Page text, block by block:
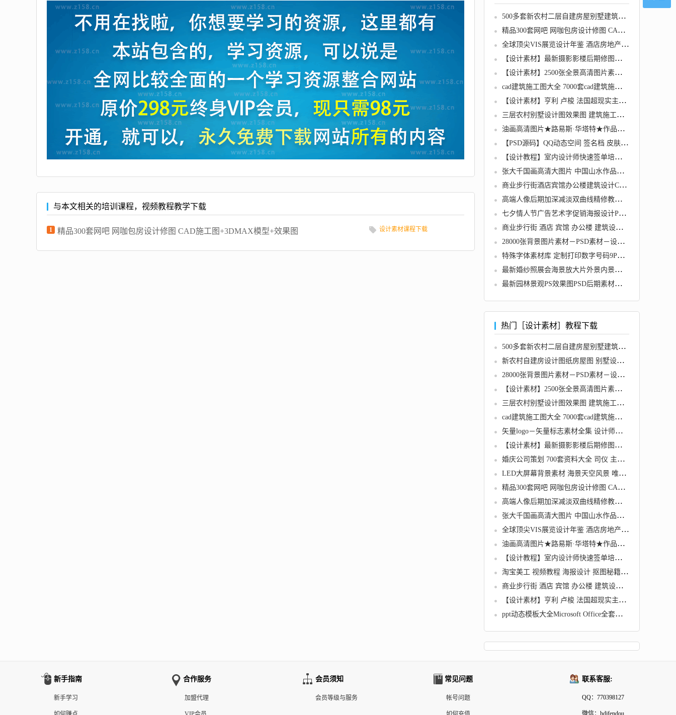
与本文相关的培训课程，视频教程教学下载
1 精品300套网吧 网咖包房设计修图 CAD施工图+3DMAX模型+效果图 设计素材课程下载
500多套新农村二层自建房屋别墅建筑CAD施工设计图纸效果图大全
精品300套网吧 网咖包房设计修图 CAD施工图+3DMAX模型+效果图
全球顶尖VIS展览设计年鉴 酒店房地产企业VI设计素材模板大全
【设计素材】最新摄影影楼后期修图调色PS动作合集大全插件制作效果图设计素材
【设计素材】2500张全景高清图片素材 建筑设计 婚纱影楼
cad建筑施工图大全 7000套cad建筑施工图下载
【设计素材】亨利 卢梭 法国超现实主义画家高清油画作品风景野兽绘画临摹素材
三层农村别墅设计图效果图 建筑施工完整自建房图纸含水电
油画高清图片★路易斯·华塔特★作品集238幅静物临摹大素材喷绘
【PSD源码】QQ动态空间 签名档 皮肤等共18G
【设计教程】室内设计师快速签单培训 泛泛全案设计谈单教程
张大千国画高清大图片 中国山水作品集 装饰图库设计喷绘素材26幅
商业步行街酒店宾馆办公楼建筑设计CAD图纸569套素材资料
高端人像后期加深减淡双曲线精修教程中文字幕皮肤精修技巧
七夕情人节广告艺术字促销海报设计PSD分层素材图库模板吊旗Ｘ架
商业步行街 酒店 宾馆 办公楼 建筑设计CAD图纸 569套素材资料
28000张背景图片素材－PSD素材－设计素材－高清PS平面设计素材
特殊字体素材库 定制打印数字号码9P点阵票据TTF字库机打英文汉字
最新婚纱照展会海景放大片外景内景影楼相册主题放大样片
最新园林景观PS效果图PSD后期素材－公园－广场－建筑
热门［设计素材］教程下载
500多套新农村二层自建房屋别墅建筑CAD施工设计图纸效果图大全
新农村自建房设计图纸房屋图 别墅设计效果图房子施工图全套图纸
28000张背景图片素材－PSD素材－设计素材－高清PS平面设计素材
【设计素材】2500张全景高清图片素材 建筑设计 婚纱影楼
三层农村别墅设计图效果图 建筑施工完整自建房图纸含水电
cad建筑施工图大全 7000套cad建筑施工图下载
矢量logo－矢量标志素材全集 设计师必备平面设计素材图库
【设计素材】最新摄影影楼后期修图调色PS动作合集大全插件制作效果图设计素材
婚庆公司策划 700套资料大全 司仪 主持词婚礼主题策划书方案素材
LED大屏幕背景素材 海景天空风景 唯美爱情婚庆视频素材
精品300套网吧 网咖包房设计修图 CAD施工图+3DMAX模型+效果图
高端人像后期加深减淡双曲线精修教程中文字幕皮肤精修技巧
张大千国画高清大图片 中国山水作品集 装饰图库设计喷绘素材26幅
全球顶尖VIS展览设计年鉴 酒店房地产企业VI设计素材模板大全
油画高清图片★路易斯·华塔特★作品集238幅静物临摹大素材喷绘
【设计教程】室内设计师快速签单培训 泛泛全案设计谈单教程
淘宝美工 视频教程 海报设计 抠图秘籍 详情页制作 网页动画 拼图
商业步行街 酒店 宾馆 办公楼 建筑设计CAD图纸 569套素材资料
【设计素材】亨利 卢梭 法国超现实主义画家高清油画作品风景野兽绘画临摹素材
ppt动态模板大全Microsoft Office全套安装 PPT模板精品商务设计动画新年会PPT动态图表课件
新手指南
新手学习
合作服务
加盟代理
会员须知
会员等级与服务
常见问题
帐号问题
联系客服:
QQ：770398127
微信：hdjfendou